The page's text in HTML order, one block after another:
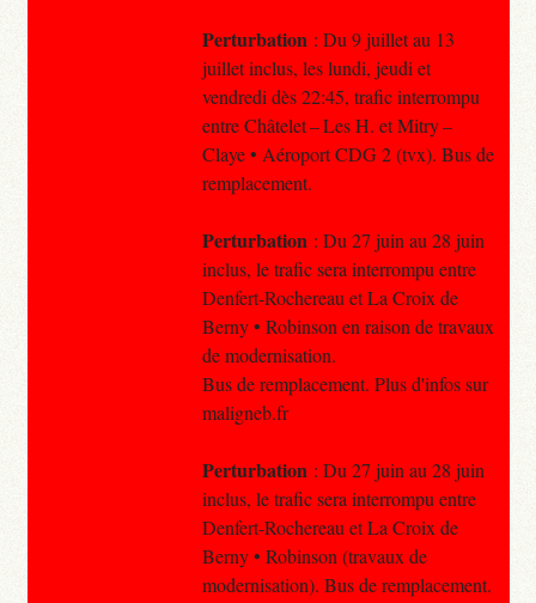
Perturbation : Du 9 juillet au 13
juillet inclus, les lundi, jeudi et
vendredi dès 22:45, trafic interrompu
entre Châtelet – Les H. et Mitry –
Claye • Aéroport CDG 2 (tvx). Bus de
remplacement.
Perturbation : Du 27 juin au 28 juin
inclus, le trafic sera interrompu entre
Denfert-Rochereau et La Croix de
Berny • Robinson en raison de travaux
de modernisation.
Bus de remplacement. Plus d'infos sur
maligneb.fr
Perturbation : Du 27 juin au 28 juin
inclus, le trafic sera interrompu entre
Denfert-Rochereau et La Croix de
Berny • Robinson (travaux de
modernisation). Bus de remplacement.